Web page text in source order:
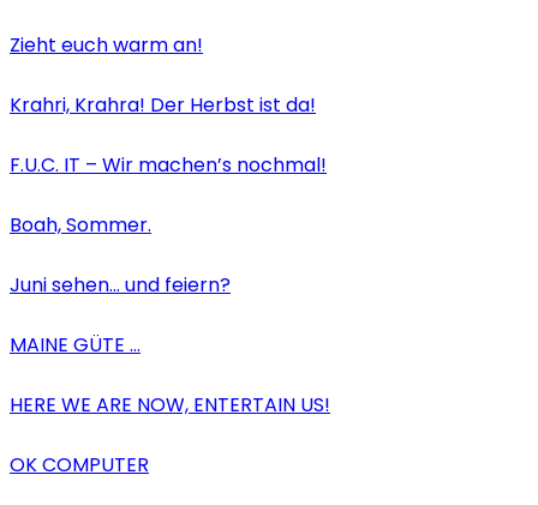
Zieht euch warm an!
Krahri, Krahra! Der Herbst ist da!
F.U.C. IT – Wir machen’s nochmal!
Boah, Sommer.
Juni sehen… und feiern?
MAINE GÜTE …
HERE WE ARE NOW, ENTERTAIN US!
OK COMPUTER